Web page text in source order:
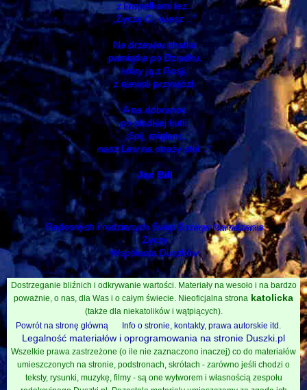
z kropelkami łez..
„Życzę Ci, wiesz…”
Na drzewku chatka
pamiątka po Dziadku,
który ją z Rosji,
z niewoli przywiózł.
A na dobranoc
po słodkiej kutii:
„Spij, miglanc,
nasz Lew na straży stoi…”
Jan Bill
Radosnych i rodzinnych Świąt Bożego Narodzenia
Życzy
Wspólnota Duszków
Dostrzeganie bliźnich i odkrywanie wartości. Materiały na wesoło i na bardzo
poważnie, o nas, dla Was i o całym świecie. Nieoficjalna strona katolicka
(także dla niekatolików i wątpiących).
Powrót na stronę główną
Info o stronie, kontakty, prawa autorskie itd.
Legalność materiałów i oprogramowania na stronie Duszki.pl
Wszelkie prawa zastrzeżone (o ile nie zaznaczono inaczej) co do materiałów
umieszczonych na stronie, podstronach, skrótach - zarówno jeśli chodzi o
teksty, rysunki, muzykę, filmy - są one wytworem i własnością zespołu